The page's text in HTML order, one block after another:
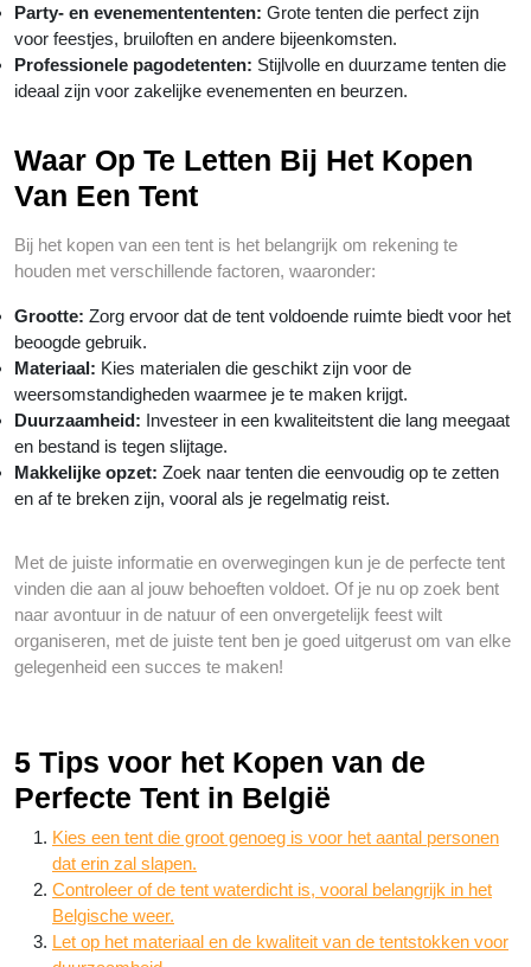
Party- en evenementententen: Grote tenten die perfect zijn
voor feestjes, bruiloften en andere bijeenkomsten.
Professionele pagodetenten: Stijlvolle en duurzame tenten die
ideaal zijn voor zakelijke evenementen en beurzen.
Waar Op Te Letten Bij Het Kopen
Van Een Tent
Bij het kopen van een tent is het belangrijk om rekening te
houden met verschillende factoren, waaronder:
Grootte: Zorg ervoor dat de tent voldoende ruimte biedt voor het
beoogde gebruik.
Materiaal: Kies materialen die geschikt zijn voor de
weersomstandigheden waarmee je te maken krijgt.
Duurzaamheid: Investeer in een kwaliteitstent die lang meegaat
en bestand is tegen slijtage.
Makkelijke opzet: Zoek naar tenten die eenvoudig op te zetten
en af te breken zijn, vooral als je regelmatig reist.
Met de juiste informatie en overwegingen kun je de perfecte tent
vinden die aan al jouw behoeften voldoet. Of je nu op zoek bent
naar avontuur in de natuur of een onvergetelijk feest wilt
organiseren, met de juiste tent ben je goed uitgerust om van elke
gelegenheid een succes te maken!
5 Tips voor het Kopen van de
Perfecte Tent in België
Kies een tent die groot genoeg is voor het aantal personen
dat erin zal slapen.
Controleer of de tent waterdicht is, vooral belangrijk in het
Belgische weer.
Let op het materiaal en de kwaliteit van de tentstokken voor